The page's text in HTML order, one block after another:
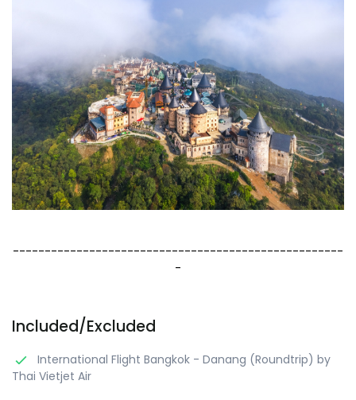
----------------------------------------------------
-
Included/Excluded
International Flight Bangkok - Danang (Roundtrip) by
Thai Vietjet Air